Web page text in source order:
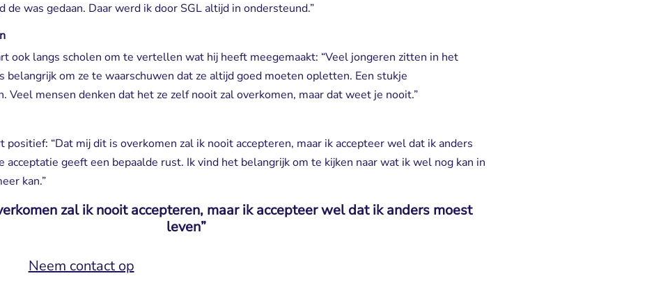
de was gedaan. Daar werd ik door SGL altijd in ondersteund.”
ook langs scholen om te vertellen wat hij heeft meegemaakt: “Veel jongeren zitten in het
belangrijk om ze te waarschuwen dat ze altijd goed moeten opletten. Een stukje
Veel mensen denken dat het ze zelf nooit zal overkomen, maar dat weet je nooit.”
positief: “Dat mij dit is overkomen zal ik nooit accepteren, maar ik accepteer wel dat ik anders
acceptatie geeft een bepaalde rust. Ik vind het belangrijk om te kijken naar wat ik wel nog kan in
kan.”
zal ik nooit accepteren, maar ik accepteer wel dat ik anders moest
leven”
Neem contact op